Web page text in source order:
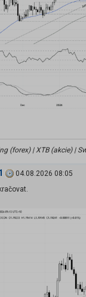
(forex) | XTB (akcie) |
04.08.2026 08:05